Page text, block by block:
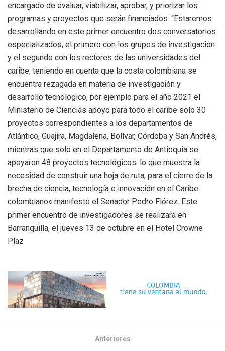
encargado de evaluar, viabilizar, aprobar, y priorizar los
programas y proyectos que serán financiados. “Estaremos
desarrollando en este primer encuentro dos conversatorios
especializados, el primero con los grupos de investigación
y el segundo con los rectores de las universidades del
caribe; teniendo en cuenta que la costa colombiana se
encuentra rezagada en materia de investigación y
desarrollo tecnológico, por ejemplo para el año 2021 el
Ministerio de Ciencias apoyo para todo el caribe solo 30
proyectos correspondientes a los departamentos de
Atlántico, Guajira, Magdalena, Bolívar, Córdoba y San Andrés,
mientras que solo en el Departamento de Antioquia se
apoyaron 48 proyectos tecnológicos: lo que muestra la
necesidad de construir una hoja de ruta, para el cierre de la
brecha de ciencia, tecnología e innovación en el Caribe
colombiano» manifestó el Senador Pedro Flórez. Este
primer encuentro de investigadores se realizará en
Barranquilla, el jueves 13 de octubre en el Hotel Crowne
Plaz
Anteriores